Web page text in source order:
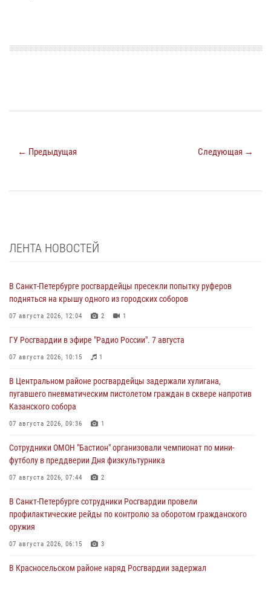
← Предыдущая Следующая →
ЛЕНТА НОВОСТЕЙ
В Санкт-Петербурге росгвардейцы пресекли попытку руферов
подняться на крышу одного из городских соборов
07 августа 2026, 12:04 2 1
ГУ Росгвардии в эфире "Радио России". 7 августа
07 августа 2026, 10:15 1
В Центральном районе росгвардейцы задержали хулигана,
пугавшего пневматическим пистолетом граждан в сквере напротив
Казанского собора
07 августа 2026, 09:36 1
Сотрудники ОМОН "Бастион" организовали чемпионат по мини-
футболу в преддверии Дня физкультурника
07 августа 2026, 07:44 2
В Санкт-Петербурге сотрудники Росгвардии провели
профилактические рейды по контролю за оборотом гражданского
оружия
07 августа 2026, 06:15 3
В Красносельском районе наряд Росгвардии задержал